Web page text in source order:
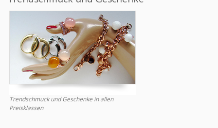
Trendschmuck und Geschenke in allen
Preisklassen